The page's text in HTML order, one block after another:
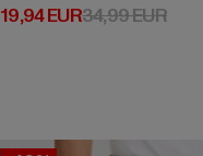
19,94 EUR
Derzeitiger Preis: 19,94
34,99 EUR